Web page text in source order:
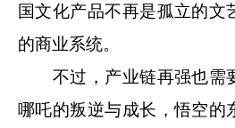
国文化产品不再是孤立的文
的商业系统。
不过，产业链再强也需要
哪吒的叛逆与成长，悟空的